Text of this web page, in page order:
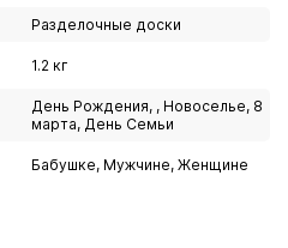
картон, размер
материал
машина
досок 3 шт дуб
Разделочные доски
1.2 кг
День Рождения, , Новоселье, 8
марта, День Семьи
Бабушке, Мужчине, Женщине